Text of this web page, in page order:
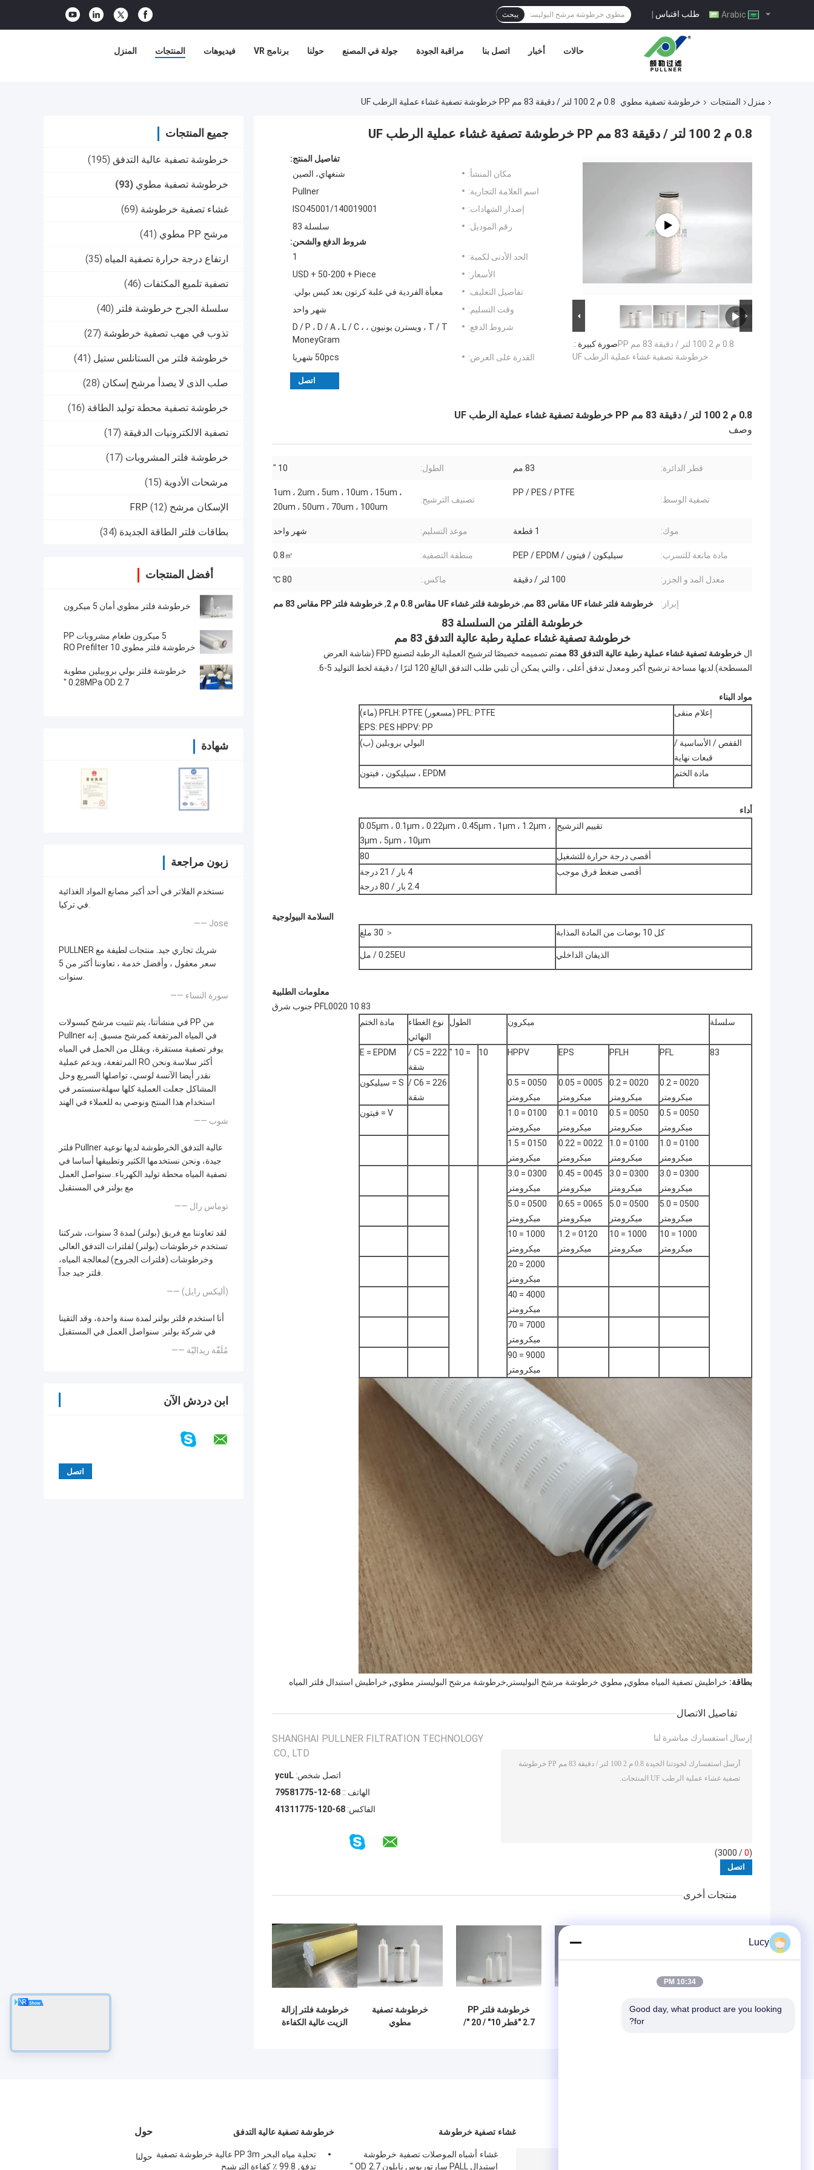
طلب اقتباس | يبحث
المنزل المنتجات فيديوهات برنامج VR حولنا جولة في المصنع مراقبة الجودة اتصل بنا أخبار حالات
منزل المنتجات خرطوشة تصفية مطوي 0.8 م 2 100 لتر / دقيقة 83 مم PP خرطوشة تصفية غشاء عملية الرطب UF
جميع المنتجات
خرطوشة تصفية عالية التدفق (195)
خرطوشة تصفية مطوي (93)
غشاء تصفية خرطوشة (69)
مرشح PP مطوي (41)
ارتفاع درجة حرارة تصفية المياه (35)
تصفية تلميع المكثفات (46)
سلسلة الجرح خرطوشة فلتر (40)
تذوب في مهب تصفية خرطوشة (27)
خرطوشة فلتر من الستانلس ستيل (41)
صلب الذى لا يصدأ مرشح إسكان (28)
خرطوشة تصفية محطة توليد الطاقة (16)
تصفية الالكترونيات الدقيقة (17)
خرطوشة فلتر المشروبات (17)
مرشحات الأدوية (15)
الإسكان مرشح FRP (12)
بطاقات فلتر الطاقة الجديدة (34)
أفضل المنتجات
خرطوشة فلتر مطوي أمان 5 ميكرون
5 ميكرون طعام مشروبات PP
خرطوشة فلتر مطوي RO Prefilter 10
خرطوشة فلتر بولي بروبيلين مطوية
0.28MPa OD 2.7 "
شهادة
زبون مراجعة
نستخدم الفلاتر في أحد أكبر مصانع المواد الغذائية
في تركيا.
—— Jose
PULLNER شريك تجاري جيد. منتجات لطيفة مع
سعر معقول ، وأفضل خدمة ، تعاوننا أكثر من 5
سنوات.
—— سورة النساء
في منشأتنا، يتم تثبيت مرشح كبسولات PP من
Pullner في المياه المرتفعة كمرشح مسبق. إنه
يوفر تصفية مستقرة، ويقلل من الحمل في المياه
المرتفعة، ويدعم عملية RO أكثر سلاسة.ونحن
نقدر أيضا الآنسة لوسي، تواصلها السريع وحل
المشاكل جعلت العملية كلها سهلةسنستمر في
استخدام هذا المنتج ونوصي به للعملاء في الهند
—— شوب
فلتر Pullner عالية التدفق الخرطوشة لديها نوعية
جيدة، ونحن نستخدمها الكثير وتطبيقها أساسا في
تصفية المياه محطة توليد الكهرباء..سنواصل العمل
مع بولنر في المستقبل
—— توماس رال
لقد تعاوننا مع فريق (بولنر) لمدة 3 سنوات، شركتنا
تستخدم خرطوشات (بولنر) لفلترات التدفق العالي
وخرطوشات (فلترات الجروح) لمعالجة المياه،
فلتر جيد جداً.
—— (أليكس رايل)
أنا استخدم فلتر بولنر لمدة سنة واحدة، وقد التقينا
في شركة بولنر. سنواصل العمل في المستقبل
—— مُلَفّة ريداليّة
ابن دردش الآن
0.8 م 2 100 لتر / دقيقة 83 مم PP خرطوشة تصفية غشاء عملية الرطب UF
صورة كبيرة :0.8 م 2 100 لتر / دقيقة 83 مم PP
خرطوشة تصفية غشاء عملية الرطب UF
تفاصيل المنتج:
مكان المنشأ:
شنغهاي، الصين
اسم العلامة التجارية:
Pullner
إصدار الشهادات:
ISO45001/140019001
رقم الموديل:
سلسلة 83
شروط الدفع والشحن:
الحد الأدنى لكمية:
1
الأسعار:
USD + 50-200 + Piece
تفاصيل التغليف:
معبأة الفردية في علبة كرتون بعد كيس بولي.
وقت التسليم:
شهر واحد
شروط الدفع:
T / T ، ويسترن يونيون ، D / P ، D / A ، L / C ،
MoneyGram
القدرة على العرض:
50pcs شهريا
اتصل
0.8 م 2 100 لتر / دقيقة 83 مم PP خرطوشة تصفية غشاء عملية الرطب UF
وصف
قطر الدائرة: 83 مم الطول: 10 "
تصفية الوسط:
PP / PES / PTFE
تصنيف الترشيح:
1um ، 2um ، 5um ، 10um ، 15um ،
20um ، 50um ، 70um ، 100um
موك: 1 قطعة موعد التسليم: شهر واحد
مادة مانعة للتسرب: سيليكون / فيتون / PEP / EPDM منطقة التصفية: 0.8㎡
معدل المد و الجزر: 100 لتر / دقيقة ماكس.: 80 ℃
إبراز: خرطوشة فلتر غشاء UF مقاس 83 مم ,خرطوشة فلتر غشاء UF مقاس 0.8 م 2 ,خرطوشة فلتر PP مقاس 83 مم
خرطوشة الفلتر من السلسلة 83
خرطوشة تصفية غشاء عملية رطبة عالية التدفق 83 مم
ال خرطوشة تصفية غشاء عملية رطبة عالية التدفق 83 مم
تم تصميمه خصيصًا لترشيح العملية الرطبة لتصنيع FPD (شاشة العرض
المسطحة).لديها مساحة ترشيح أكبر ومعدل تدفق أعلى ، والتي يمكن أن تلبي طلب التدفق البالغ 120 لترًا / دقيقة لخط التوليد 5-6.
مواد البناء
إعلام منقى
PFL: PTFE (مسعور) PFLH: PTFE (ماء)
EPS: PES HPPV: PP
القفص / الأساسية /
قبعات نهاية
البولي بروبلين (ب)
مادة الختم EPDM ، سيليكون ، فيتون
أداء
تقييم الترشيح
0.05μm ، 0.1μm ، 0.22μm ، 0.45μm ، 1μm ، 1.2μm ،
3μm ، 5μm ، 10μm
أقصى درجة حرارة للتشغيل
80
أقصى ضغط فرق موجب
4 بار / 21 درجة
2.4 بار / 80 درجة
السلامة البيولوجية
كل 10 بوصات من المادة المذابة
＜ 30 ملغ
الذيفان الداخلي 0.25EU / مل
معلومات الطلبية
83 PFL0020 10 جنوب شرق
سلسلة
ميكرون الطول
نوع الغطاء
النهائي
مادة الختم
83
PFL
PFLH
EPS
HPPV
10
= 10 "
C5 = 222 /
شقة
E = EPDM
0020 = 0.2
ميكرومتر
0020 = 0.2
ميكرومتر
0005 = 0.05
ميكرومتر
0050 = 0.5
ميكرومتر
C6 = 226 /
شقة
S = سيليكون
0050 = 0.5
ميكرومتر
0050 = 0.5
ميكرومتر
0010 = 0.1
ميكرومتر
0100 = 1.0
ميكرومتر
V = فيتون
0100 = 1.0
ميكرومتر
0100 = 1.0
ميكرومتر
0022 = 0.22
ميكرومتر
0150 = 1.5
ميكرومتر
0300 = 3.0
ميكرومتر
0300 = 3.0
ميكرومتر
0045 = 0.45
ميكرومتر
0300 = 3.0
ميكرومتر
0500 = 5.0
ميكرومتر
0500 = 5.0
ميكرومتر
0065 = 0.65
ميكرومتر
0500 = 5.0
ميكرومتر
1000 = 10
ميكرومتر
1000 = 10
ميكرومتر
0120 = 1.2
ميكرومتر
1000 = 10
ميكرومتر
2000 = 20
ميكرومتر
4000 = 40
ميكرومتر
7000 = 70
ميكرومتر
9000 = 90
ميكرومتر
بطاقة: خراطيش تصفية المياه مطوي, مطوي خرطوشة مرشح البوليستر,خرطوشة مرشح البوليستر مطوي, خراطيش استبدال فلتر المياه
تفاصيل الاتصال
SHANGHAI PULLNER FILTRATION TECHNOLOGY
CO., LTD.
اتصل شخص: Lucy
الهاتف :: 86-21-57718597
الفاكس: 86-021-57711314
إرسال استفسارك مباشرة لنا
(
0
/ 3000)
منتجات أخرى
PP خراطيش تصفية
خرطوشة فلتر PP
2.7 "قطر 10" / 20 "/
خرطوشة تصفية
مطوي
خرطوشة فلتر إزالة
الزيت عالية الكفاءة
حول
حولنا
خرطوشة تصفية عالية التدفق
تحلية مياه البحر PP 3m عالية خرطوشة تصفية
تدفق 99.8 ٪ كفاءة الترشيح
غشاء تصفية خرطوشة
غشاء أشباه الموصلات تصفية خرطوشة
استبدال PALL سارتوريوس نايلون OD 2.7 "
Lucy
10:34 PM
Good day, what product are you looking
for?